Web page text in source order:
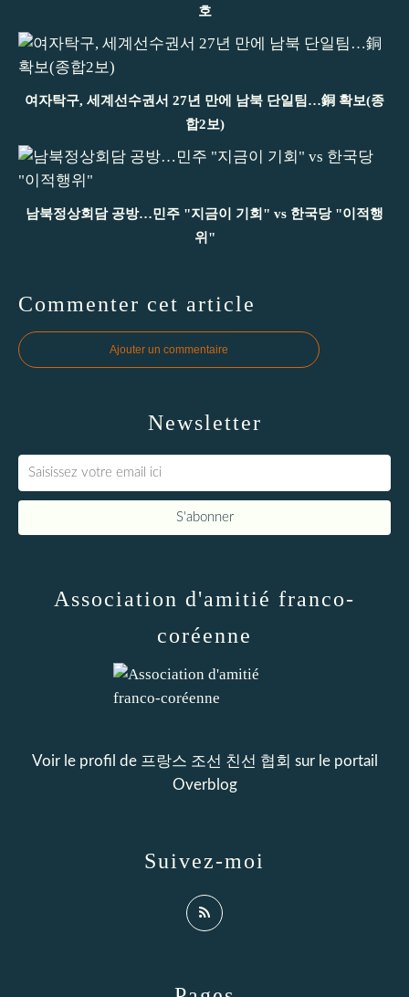
호
여자탁구, 세계선수권서 27년 만에 남북 단일팀…銅 확보(종
합2보)
남북정상회담 공방…민주 "지금이 기회" vs 한국당 "이적행
위"
Commenter cet article
Ajouter un commentaire
Newsletter
Association d'amitié franco-
coréenne
Voir le profil de 프랑스 조선 친선 협회 sur le portail
Overblog
Suivez-moi